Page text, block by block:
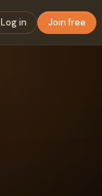
Log in Join free